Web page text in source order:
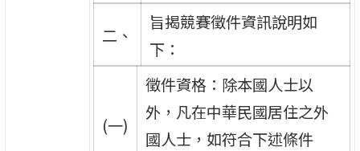
二、
旨揭競賽徵件資訊說明如
下：
(一)
徵件資格：除本國人士以
外，凡在中華民國居住之外
國人士，如符合下述條件